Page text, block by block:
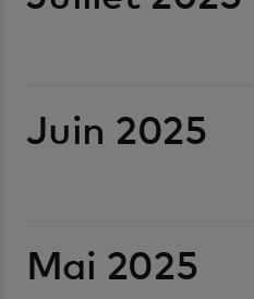
Juin 2025
Mai 2025